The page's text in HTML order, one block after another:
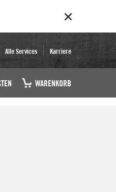
Alle Services Karriere
WARENKORB